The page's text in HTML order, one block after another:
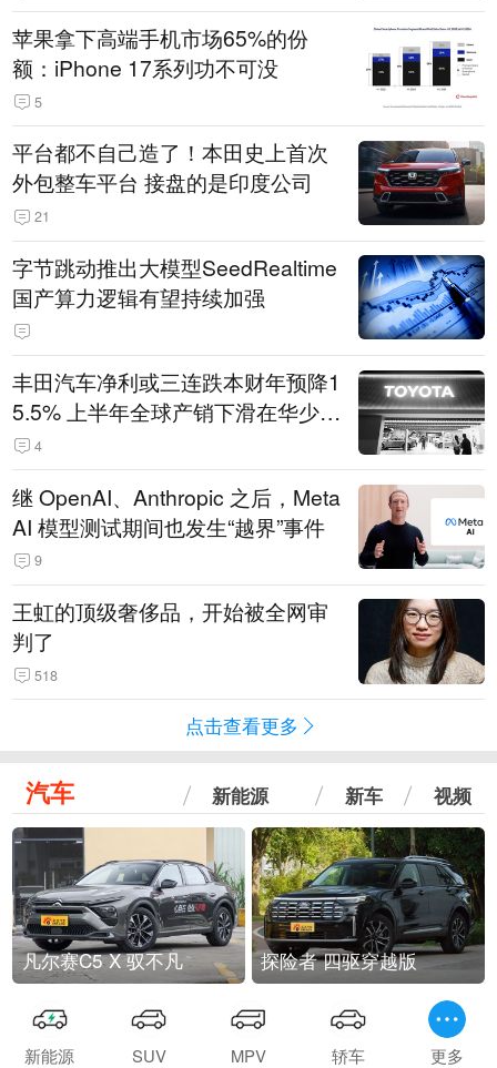
苹果拿下高端手机市场65%的份
额：iPhone 17系列功不可没
5
平台都不自己造了！本田史上首次
外包整车平台 接盘的是印度公司
21
字节跳动推出大模型SeedRealtime
国产算力逻辑有望持续加强
丰田汽车净利或三连跌本财年预降1
5.5% 上半年全球产销下滑在华少卖
14.3万辆
4
继 OpenAI、Anthropic 之后，Meta
AI 模型测试期间也发生“越界”事件
9
王虹的顶级奢侈品，开始被全网审
判了
518
点击查看更多
汽车 新能源 新车 视频
凡尔赛C5 X 驭不凡 探险者 四驱穿越版
新能源 SUV MPV 轿车 更多